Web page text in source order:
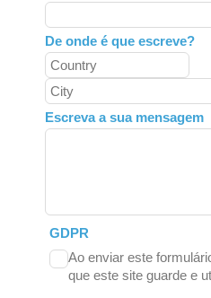
De onde é que escreve?
Escreva a sua mensagem
GDPR
Ao enviar este
que este site guarde e